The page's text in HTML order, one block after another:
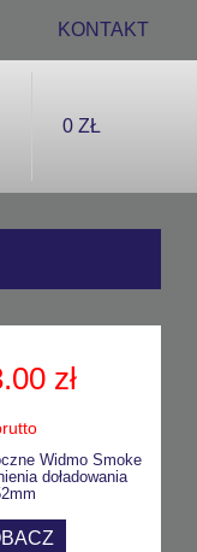
KONTAKT
0 ZŁ
zł
Widmo Smoke
doładowania